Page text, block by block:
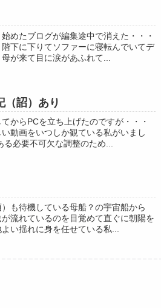
めたブログが編集途中で消えた・・・
下に下りてソファーに寝転んでいてデ
が来て目に涙があふれて...
詔）あり
からPCを立ち上げたのですが・・・
動画をいつしか観ている私がいまし
る必要不可欠な調整のため...
も待機している母船？の宇宙船から
流れているのを目覚めて直ぐに朝陽を
い揺れに身を任せている私...